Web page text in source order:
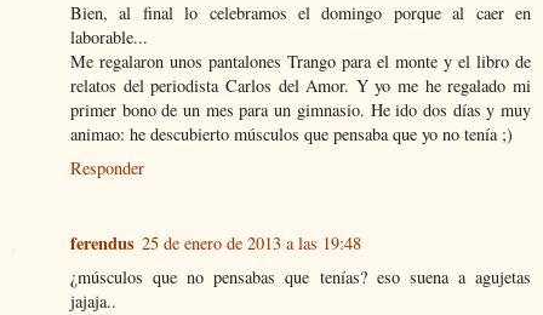
Bien, al final lo celebramos el domingo porque al caer en
laborable...
Me regalaron unos pantalones Trango para el monte y el libro de
relatos del periodista Carlos del Amor. Y yo me he regalado mi
primer bono de un mes para un gimnasio. He ido dos días y muy
animao: he descubierto músculos que pensaba que yo no tenía ;)
Responder
ferendus 25 de enero de 2013 a las 19:48
¿músculos que no pensabas que tenías? eso suena a agujetas
jajaja..